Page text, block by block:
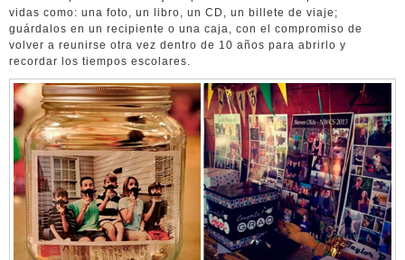
vidas como: una foto, un libro, un CD, un billete de viaje;
guárdalos en un recipiente o una caja, con el compromiso de
volver a reunirse otra vez dentro de 10 años para abrirlo y
recordar los tiempos escolares.